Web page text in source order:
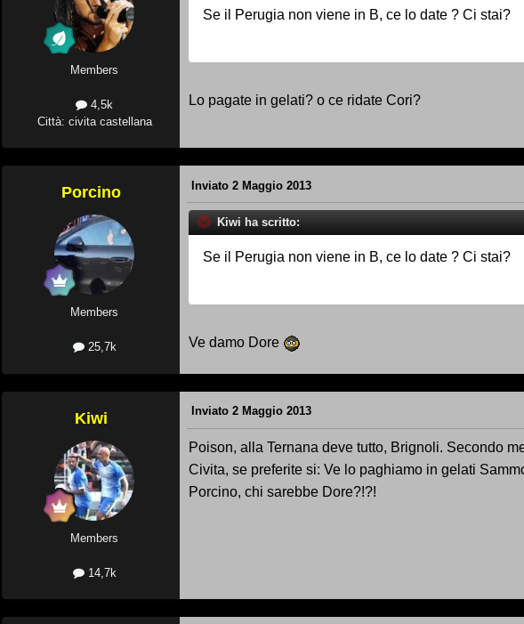
Members
4,5k
Città: civita castellana
Se il Perugia non viene in B, ce lo date ? Ci stai?
Lo pagate in gelati? o ce ridate Cori?
Porcino
Members
25,7k
Inviato 2 Maggio 2013
Kiwi ha scritto:
Se il Perugia non viene in B, ce lo date ? Ci stai?
Ve damo Dore
Kiwi
Members
14,7k
Inviato 2 Maggio 2013
Poison, alla Ternana deve tutto, Brignoli. Secondo
Civita, se preferite si: Ve lo paghiamo in gelati
Porcino, chi sarebbe Dore?!?!